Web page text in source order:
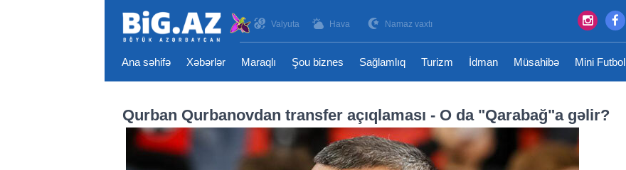
Valyuta Hava Namaz vaxtı
Ana səhifə Xəbərlər Maraqlı Şou biznes Sağlamlıq Turizm İdman Müsahibə Mini Futbol
Qurban Qurbanovdan transfer açıqlaması - O da "Qarabağ"a gəlir?